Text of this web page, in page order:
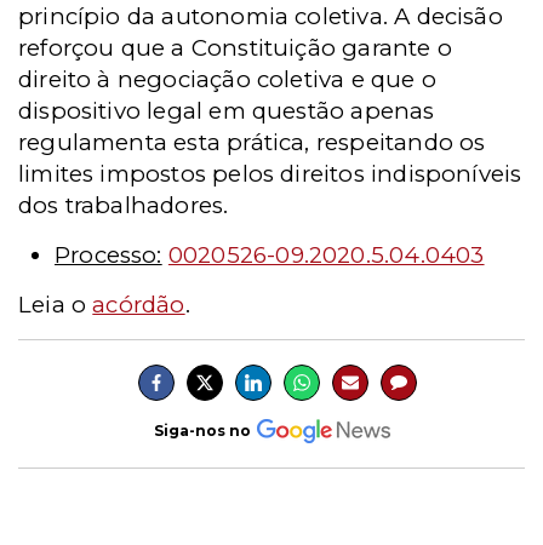
princípio da autonomia coletiva. A decisão
reforçou que a Constituição garante o
direito à negociação coletiva e que o
dispositivo legal em questão apenas
regulamenta esta prática, respeitando os
limites impostos pelos direitos indisponíveis
dos trabalhadores.
Processo: 0020526-09.2020.5.04.0403
Leia oacórdão.
Siga-nos no